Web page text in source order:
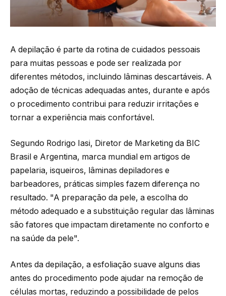
A depilação é parte da rotina de cuidados pessoais
para muitas pessoas e pode ser realizada por
diferentes métodos, incluindo lâminas descartáveis. A
adoção de técnicas adequadas antes, durante e após
o procedimento contribui para reduzir irritações e
tornar a experiência mais confortável.
Segundo Rodrigo Iasi, Diretor de Marketing da BIC
Brasil e Argentina, marca mundial em artigos de
papelaria, isqueiros, lâminas depiladores e
barbeadores, práticas simples fazem diferença no
resultado. "A preparação da pele, a escolha do
método adequado e a substituição regular das lâminas
são fatores que impactam diretamente no conforto e
na saúde da pele".
Antes da depilação, a esfoliação suave alguns dias
antes do procedimento pode ajudar na remoção de
células mortas, reduzindo a possibilidade de pelos